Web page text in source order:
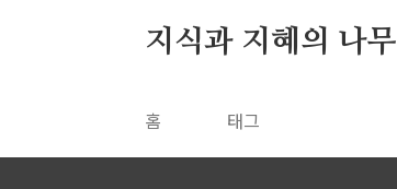
지식과 지혜의 나무
홈 태그